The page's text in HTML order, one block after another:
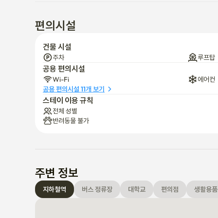
편의시설
건물 시설
주차 루프탑
공용 편의시설
Wi-Fi
에어컨
공용 편의시설 11개 보기
스테이 이용 규칙
전체 성별
반려동물 불가
주변 정보
지하철역 버스 정류장 대학교 편의점 생활용